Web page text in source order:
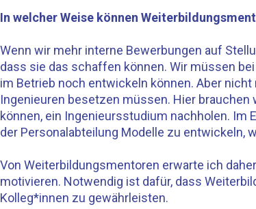
In welcher Weise können
Wenn wir mehr interne Bewerbungen auf
dass sie das schaffen können. Wir müssen
im Betrieb noch entwickeln können. Aber
Ingenieuren besetzen müssen. Hier
können, ein Ingenieursstudium nachholen. Im
der Personalabteilung Modelle zu entwickeln,
Von Weiterbildungsmentoren erwarte ich
motivieren. Notwendig ist dafür, dass
Kolleg*innen zu gewährleisten.